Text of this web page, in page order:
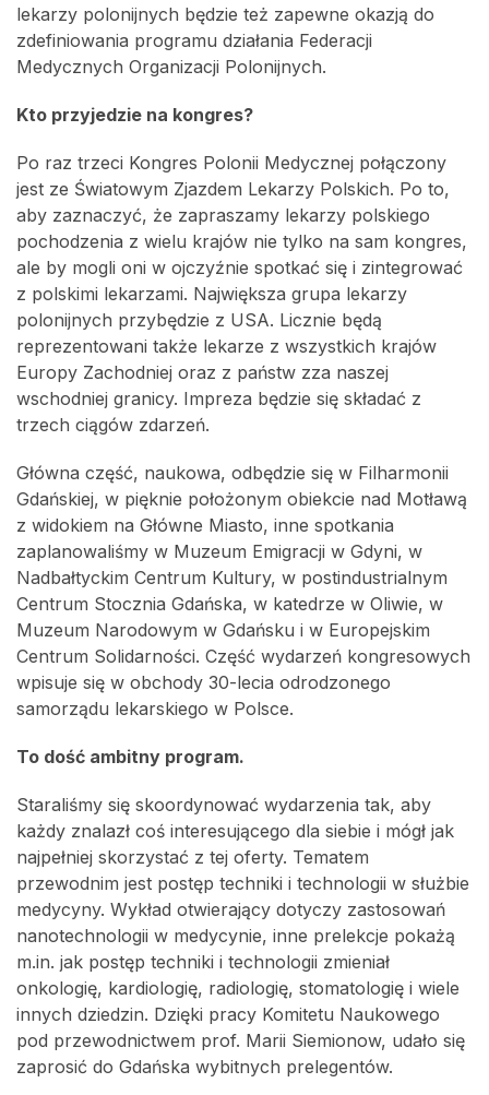
lekarzy polonijnych będzie też zapewne okazją do
zdefiniowania programu działania Federacji
Medycznych Organizacji Polonijnych.
Kto przyjedzie na kongres?
Po raz trzeci Kongres Polonii Medycznej połączony
jest ze Światowym Zjazdem Lekarzy Polskich. Po to,
aby zaznaczyć, że zapraszamy lekarzy polskiego
pochodzenia z wielu krajów nie tylko na sam kongres,
ale by mogli oni w ojczyźnie spotkać się i zintegrować
z polskimi lekarzami. Największa grupa lekarzy
polonijnych przybędzie z USA. Licznie będą
reprezentowani także lekarze z wszystkich krajów
Europy Zachodniej oraz z państw zza naszej
wschodniej granicy. Impreza będzie się składać z
trzech ciągów zdarzeń.
Główna część, naukowa, odbędzie się w Filharmonii
Gdańskiej, w pięknie położonym obiekcie nad Motławą
z widokiem na Główne Miasto, inne spotkania
zaplanowaliśmy w Muzeum Emigracji w Gdyni, w
Nadbałtyckim Centrum Kultury, w postindustrialnym
Centrum Stocznia Gdańska, w katedrze w Oliwie, w
Muzeum Narodowym w Gdańsku i w Europejskim
Centrum Solidarności. Część wydarzeń kongresowych
wpisuje się w obchody 30-lecia odrodzonego
samorządu lekarskiego w Polsce.
To dość ambitny program.
Staraliśmy się skoordynować wydarzenia tak, aby
każdy znalazł coś interesującego dla siebie i mógł jak
najpełniej skorzystać z tej oferty. Tematem
przewodnim jest postęp techniki i technologii w służbie
medycyny. Wykład otwierający dotyczy zastosowań
nanotechnologii w medycynie, inne prelekcje pokażą
m.in. jak postęp techniki i technologii zmieniał
onkologię, kardiologię, radiologię, stomatologię i wiele
innych dziedzin. Dzięki pracy Komitetu Naukowego
pod przewodnictwem prof. Marii Siemionow, udało się
zaprosić do Gdańska wybitnych prelegentów.